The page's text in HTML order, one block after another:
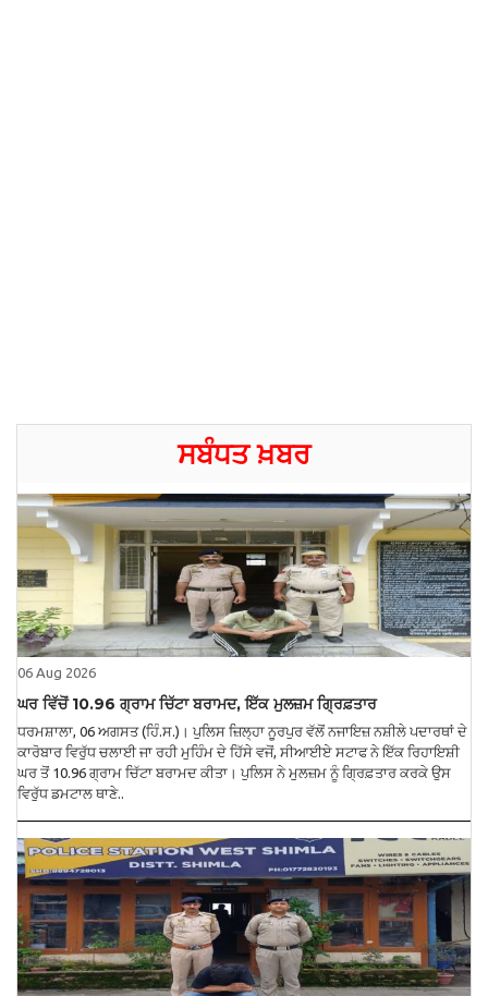
ਸਬੰਧਤ ਖ਼ਬਰ
06 Aug 2026
ਘਰ ਵਿੱਚੋਂ 10.96 ਗ੍ਰਾਮ ਚਿੱਟਾ ਬਰਾਮਦ, ਇੱਕ ਮੁਲਜ਼ਮ ਗ੍ਰਿਫ਼ਤਾਰ
ਧਰਮਸ਼ਾਲਾ, 06 ਅਗਸਤ (ਹਿੰ.ਸ.)। ਪੁਲਿਸ ਜ਼ਿਲ੍ਹਾ ਨੂਰਪੁਰ ਵੱਲੋਂ ਨਜਾਇਜ਼ ਨਸ਼ੀਲੇ ਪਦਾਰਥਾਂ ਦੇ
ਕਾਰੋਬਾਰ ਵਿਰੁੱਧ ਚਲਾਈ ਜਾ ਰਹੀ ਮੁਹਿੰਮ ਦੇ ਹਿੱਸੇ ਵਜੋਂ, ਸੀਆਈਏ ਸਟਾਫ ਨੇ ਇੱਕ ਰਿਹਾਇਸ਼ੀ
ਘਰ ਤੋਂ 10.96 ਗ੍ਰਾਮ ਚਿੱਟਾ ਬਰਾਮਦ ਕੀਤਾ। ਪੁਲਿਸ ਨੇ ਮੁਲਜ਼ਮ ਨੂੰ ਗ੍ਰਿਫ਼ਤਾਰ ਕਰਕੇ ਉਸ
ਵਿਰੁੱਧ ਡਮਟਾਲ ਥਾਣੇ..